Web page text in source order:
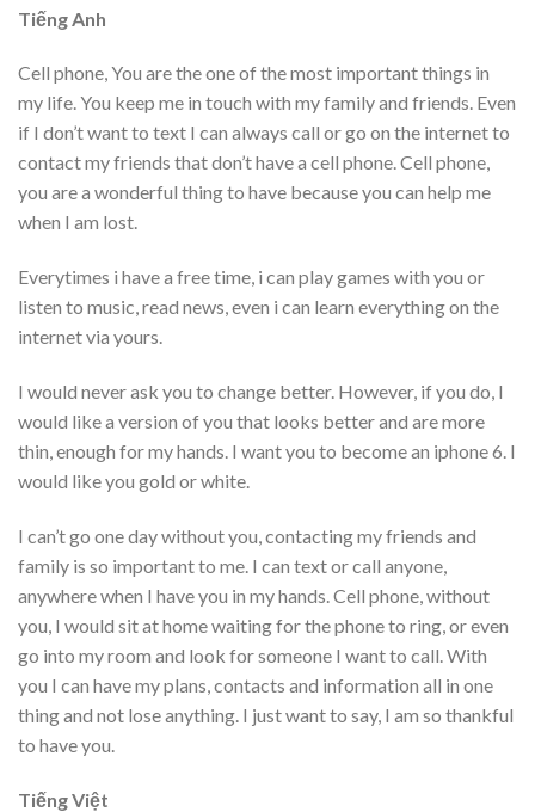
Tiếng Anh
Cell phone, You are the one of the most important things in
my life. You keep me in touch with my family and friends. Even
if I don’t want to text I can always call or go on the internet to
contact my friends that don’t have a cell phone. Cell phone,
you are a wonderful thing to have because you can help me
when I am lost.
Everytimes i have a free time, i can play games with you or
listen to music, read news, even i can learn everything on the
internet via yours.
I would never ask you to change better. However, if you do, I
would like a version of you that looks better and are more
thin, enough for my hands. I want you to become an iphone 6. I
would like you gold or white.
I can’t go one day without you, contacting my friends and
family is so important to me. I can text or call anyone,
anywhere when I have you in my hands. Cell phone, without
you, I would sit at home waiting for the phone to ring, or even
go into my room and look for someone I want to call. With
you I can have my plans, contacts and information all in one
thing and not lose anything. I just want to say, I am so thankful
to have you.
Tiếng Việt